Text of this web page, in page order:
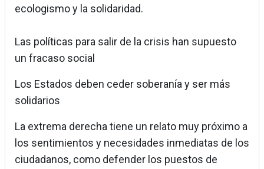
ecologismo y la solidaridad.
Las políticas para salir de la crisis han supuesto
un fracaso social
Los Estados deben ceder soberanía y ser más
solidarios
La extrema derecha tiene un relato muy próximo a
los sentimientos y necesidades inmediatas de los
ciudadanos, como defender los puestos de